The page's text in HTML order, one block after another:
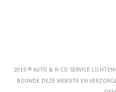
2019 ® AUTO & R-CO SERVICE
BOUWDE DEZE WEBSITE EN